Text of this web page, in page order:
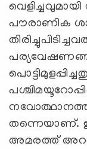
പൗരാണിക
തന്നെയാണ്.
അമരത്ത്